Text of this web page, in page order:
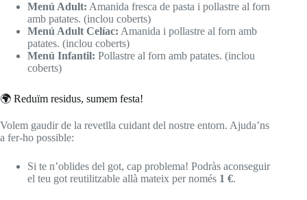
Menú Adult: Amanida fresca de pasta i pollastre al forn
amb patates. (inclou coberts)
Menú Adult Celíac: Amanida i pollastre al forn amb
patates. (inclou coberts)
Menú Infantil: Pollastre al forn amb patates. (inclou
coberts)
🌍 Reduïm residus, sumem festa!
Volem gaudir de la revetlla cuidant del nostre entorn. Ajuda’ns
a fer-ho possible:
Si te n’oblides del got, cap problema! Podràs aconseguir
el teu got reutilitzable allà mateix per només 1 €.